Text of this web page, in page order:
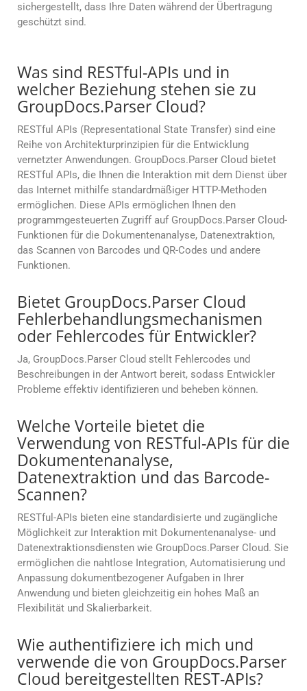
sichergestellt, dass Ihre Daten während der Übertragung
geschützt sind.
Was sind RESTful-APIs und in
welcher Beziehung stehen sie zu
GroupDocs.Parser Cloud?
RESTful APIs (Representational State Transfer) sind eine
Reihe von Architekturprinzipien für die Entwicklung
vernetzter Anwendungen. GroupDocs.Parser Cloud bietet
RESTful APIs, die Ihnen die Interaktion mit dem Dienst über
das Internet mithilfe standardmäßiger HTTP-Methoden
ermöglichen. Diese APIs ermöglichen Ihnen den
programmgesteuerten Zugriff auf GroupDocs.Parser Cloud-
Funktionen für die Dokumentenanalyse, Datenextraktion,
das Scannen von Barcodes und QR-Codes und andere
Funktionen.
Bietet GroupDocs.Parser Cloud
Fehlerbehandlungsmechanismen
oder Fehlercodes für Entwickler?
Ja, GroupDocs.Parser Cloud stellt Fehlercodes und
Beschreibungen in der Antwort bereit, sodass Entwickler
Probleme effektiv identifizieren und beheben können.
Welche Vorteile bietet die
Verwendung von RESTful-APIs für die
Dokumentenanalyse,
Datenextraktion und das Barcode-
Scannen?
RESTful-APIs bieten eine standardisierte und zugängliche
Möglichkeit zur Interaktion mit Dokumentenanalyse- und
Datenextraktionsdiensten wie GroupDocs.Parser Cloud. Sie
ermöglichen die nahtlose Integration, Automatisierung und
Anpassung dokumentbezogener Aufgaben in Ihrer
Anwendung und bieten gleichzeitig ein hohes Maß an
Flexibilität und Skalierbarkeit.
Wie authentifiziere ich mich und
verwende die von GroupDocs.Parser
Cloud bereitgestellten REST-APIs?